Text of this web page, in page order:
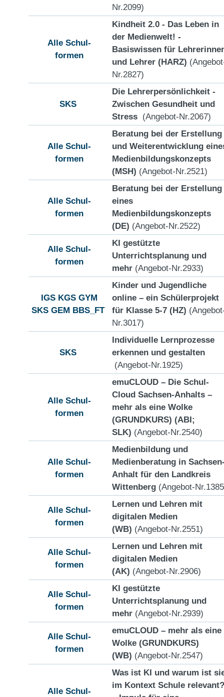
Nr.2099)
Alle Schul-
formen
Kindheit 2.0 - Das Leben in
der Medienwelt! -
Basiswissen für
und Lehrer (HARZ)
Nr.2827)
SKS
Die Lehrerpersönlichkeit -
Zwischen Gesundheit und
Stress (Angebot-Nr.2067)
Alle Schul-
formen
Beratung bei der Erstellung
und Weiterentwicklung
Medienbildungskonzepts
(MSH) (Angebot-Nr.2521)
Alle Schul-
formen
Beratung bei der Erstellung
eines
Medienbildungskonzepts
(DE) (Angebot-Nr.2522)
Alle Schul-
formen
KI gestützte
Unterrichtsplanung und
mehr (Angebot-Nr.2933)
IGS KGS GYM
SKS GEM BBS_FT
Kinder und Jugendliche
online – ein Schülerprojekt
für Klasse 5-7 (HZ)
Nr.3017)
SKS
Individuelle Lernprozesse
erkennen und gestalten
(Angebot-Nr.1925)
Alle Schul-
formen
emuCLOUD – Die Schul-
Cloud Sachsen-Anhalts –
mehr als eine Wolke
(GRUNDKURS) (ABI;
SLK) (Angebot-Nr.2540)
Alle Schul-
formen
Medienbildung und
Medienberatung in
Anhalt für den Landkreis
Wittenberg (Angebot-
Alle Schul-
formen
Lernen und Lehren mit
digitalen Medien
(WB) (Angebot-Nr.2551)
Alle Schul-
formen
Lernen und Lehren mit
digitalen Medien
(AK) (Angebot-Nr.2906)
Alle Schul-
formen
KI gestützte
Unterrichtsplanung und
mehr (Angebot-Nr.2939)
Alle Schul-
formen
emuCLOUD – mehr als eine
Wolke (GRUNDKURS)
(WB) (Angebot-Nr.2547)
Alle Schul-
Was ist KI und warum ist
im Kontext Schule relevant?